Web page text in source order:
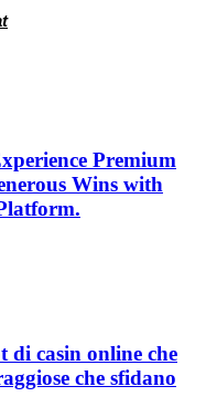
Premium
Wins with
di casin online che
che sfidano